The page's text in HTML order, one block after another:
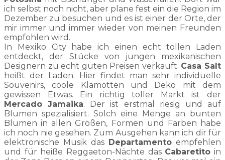
ich selbst noch nicht, aber plane fest ein die Region im
Dezember zu besuchen und es ist einer der Orte, der
mir immer und immer wieder von meinen Freunden
empfohlen wird.
In Mexiko City habe ich einen echt tollen Laden
entdeckt, der Stücke von jungen mexikanischen
Designern zu echt guten Preisen verkauft. Casa Salt
heißt der Laden. Hier findet man sehr individuelle
Souvenirs, coole Klamotten und Deko mit dem
gewissen Etwas. Ein richtig toller Markt ist der
Mercado Jamaika. Der ist erstmal riesig und auf
Blumen spezialisiert. Solch eine Menge an bunten
Blumen in allen Größen, Formen und Farben habe
ich noch nie gesehen. Zum Ausgehen kann ich dir für
elektronische Musik das Departamento empfehlen
und für heiße Reggaeton-Nächte das Cabaretito in